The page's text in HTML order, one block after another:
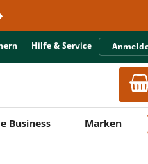
Hilfe & Service
Business Marken